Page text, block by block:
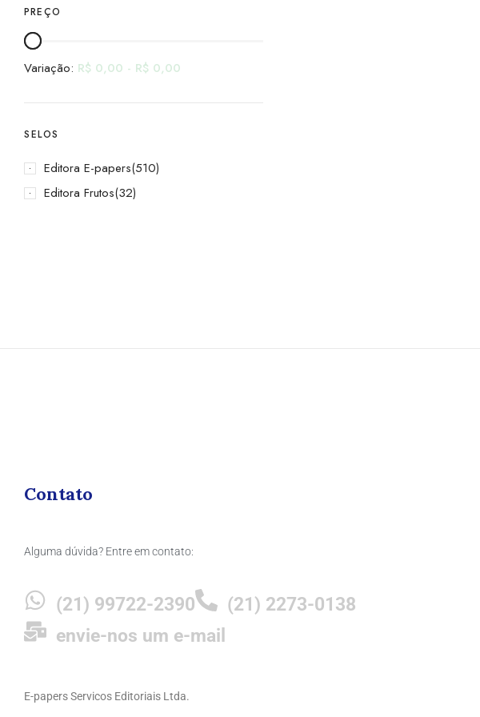
PREÇO
Variação: R$ 0,00 - R$ 0,00
SELOS
Editora E-papers(510)
Editora Frutos(32)
Contato
Alguma dúvida? Entre em contato:
(21) 99722-2390
(21) 2273-0138
envie-nos um e-mail
E-papers Servicos Editoriais Ltda.